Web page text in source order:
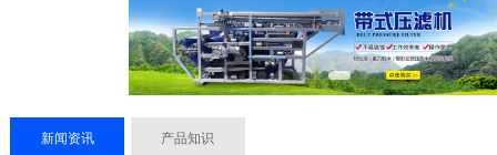
新闻资讯 产品知识